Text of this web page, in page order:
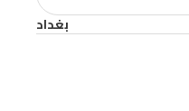
بغداد